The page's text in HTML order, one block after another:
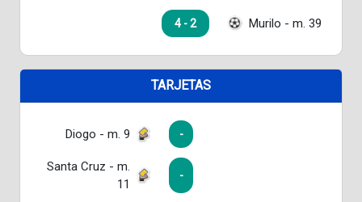
4 - 2 Murilo - m. 39
TARJETAS
Diogo - m. 9 -
Santa Cruz - m.
11
-